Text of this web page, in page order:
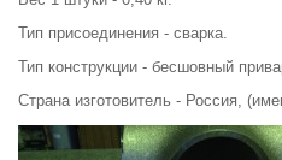
Тип присоединения - сварка.
Тип конструкции - бесшовный
Страна изготовитель - Россия,